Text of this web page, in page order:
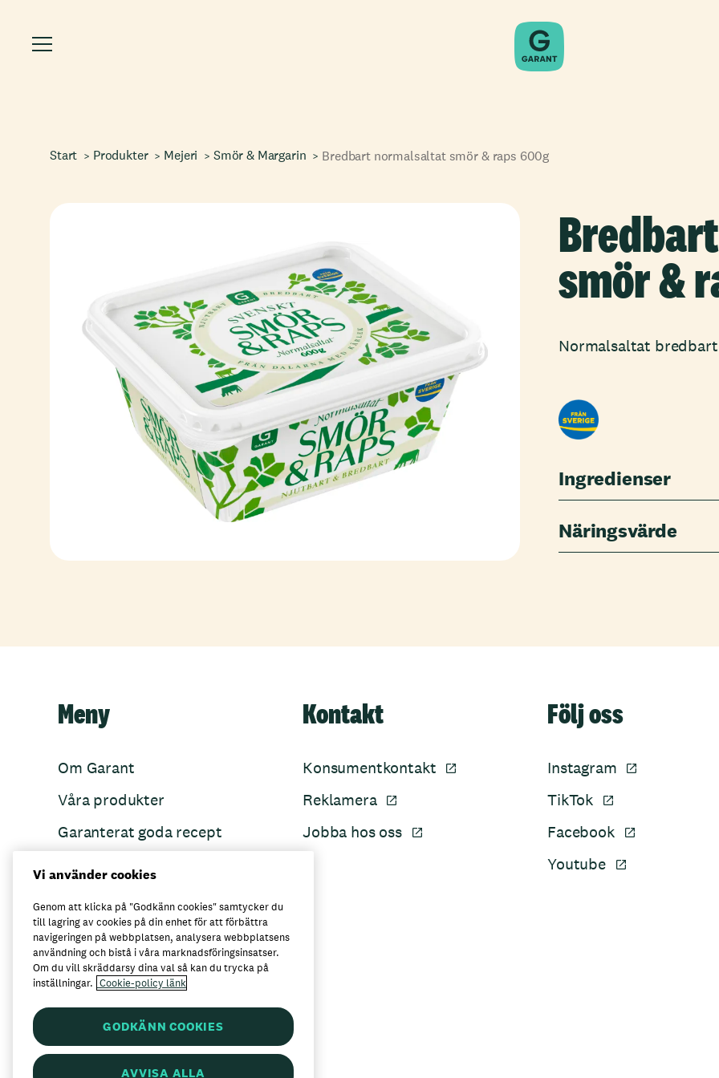
Start Produkter Mejeri Smör & Margarin Bredbart normalsaltat smör & raps 600g
smör &
Normalsaltat bredbart
Ingredienser
Näringsvärde
Meny
Om Garant
Våra produkter
Garanterat goda recept
Kontakt
Konsumentkontakt
Reklamera
Jobba hos oss
Följ oss
Instagram
TikTok
Facebook
Youtube
Här kan du köpa Garant
Vi använder cookies
Genom att klicka på "Godkänn cookies" samtycker du
till lagring av cookies på din enhet för att förbättra
navigeringen på webbplatsen, analysera webbplatsens
användning och bistå i våra marknadsföringsinsatser.
Om du vill skräddarsy dina val så kan du trycka på
inställningar. Cookie-policy länk
GODKÄNN COOKIES
AVVISA ALLA